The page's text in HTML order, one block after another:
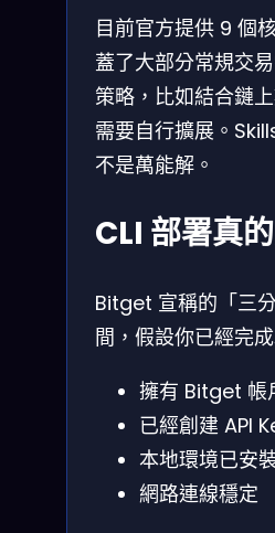
目前官方提供 9 個
蓋了大部分常規交
策略，比如結合鏈
需要自行擴展。
不是萬能解。
CLI 部署真
Bitget 宣稱的「三
間，假設你已經完
擁有 Bitget 帳
已經創建 API
本地環境已安
網路連線穩定